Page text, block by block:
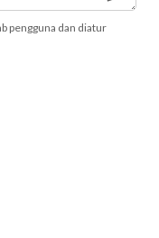
pengguna dan diatur